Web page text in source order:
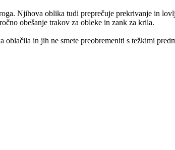
Njihova oblika tudi preprečuje prekrivanje in
obešanje trakov za obleke in zank za krila.
in jih ne smete preobremeniti s težkimi